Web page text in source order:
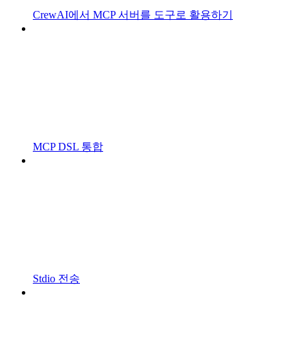
CrewAI에서 MCP 서버를 도구로 활용하기
MCP DSL 통합
Stdio 전송